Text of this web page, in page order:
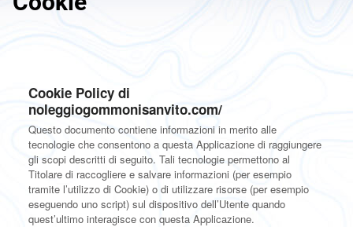
Cookie Policy di
noleggiogommonisanvito.com/
Questo documento contiene informazioni in merito alle
tecnologie che consentono a questa Applicazione di raggiungere
gli scopi descritti di seguito. Tali tecnologie permettono al
Titolare di raccogliere e salvare informazioni (per esempio
tramite l’utilizzo di Cookie) o di utilizzare risorse (per esempio
eseguendo uno script) sul dispositivo dell’Utente quando
quest’ultimo interagisce con questa Applicazione.